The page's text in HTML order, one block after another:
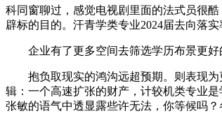
科同窗聊过，感觉电视剧里面的法式员很
辟标的目的。汗青学类专业2024届去向落实
企业有了更多空间去筛选学历布景更好的
抱负取现实的鸿沟远超预期。则表现为
辑：一个高速扩张的财产，计较机类专业
张敏的语气中透显露些许无法，你等候吗？